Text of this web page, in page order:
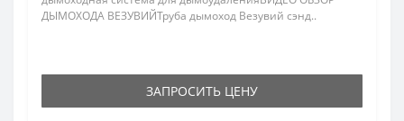
ДЫМОХОДА ВЕЗУВИЙТруба дымоход Везувий сэнд..
ЗАПРОСИТЬ ЦЕНУ